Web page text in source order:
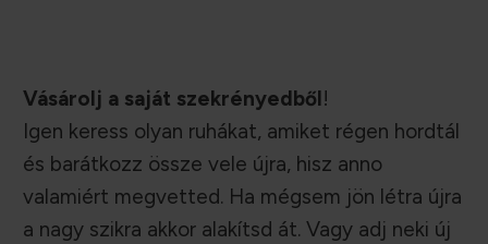
Vásárolj a saját szekrényedből!
Igen keress olyan ruhákat, amiket régen hordtál
és barátkozz össze vele újra, hisz anno
valamiért megvetted. Ha mégsem jön létra újra
a nagy szikra akkor alakítsd át. Vagy adj neki új